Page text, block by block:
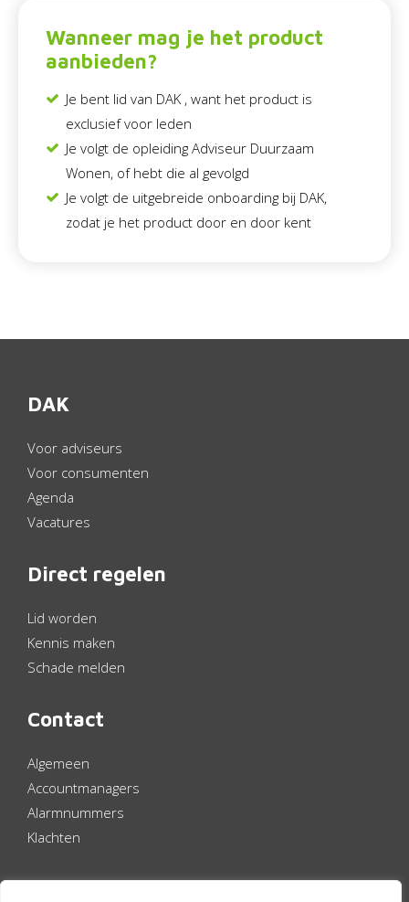
Wanneer mag je het product
aanbieden?
Je bent lid van DAK , want het product is
exclusief voor leden
Je volgt de opleiding Adviseur Duurzaam
Wonen, of hebt die al gevolgd
Je volgt de uitgebreide onboarding bij DAK,
zodat je het product door en door kent
DAK
Voor adviseurs
Voor consumenten
Agenda
Vacatures
Direct regelen
Lid worden
Kennis maken
Schade melden
Contact
Algemeen
Accountmanagers
Alarmnummers
Klachten